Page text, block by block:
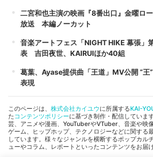
二宮和也主演の映画『8番出口』金曜ロ
放送 本編ノーカット
音楽アートフェス「NIGHT HIKE 幕張」
表 吉田夜世、KAIRUIほか40組
葛葉、Ayase提供曲「王道」MV公開 “王
表現
このページは、 株式会社カイユウに所属するKAI-
た コンテンツポリシーに基づき制作・配信していま
芸、アニメや漫画、YouTuberやVTuber、音楽や映
ゲーム、ヒップホップ、テクノロジーなどに関する
しています。様々なジャンルを横断するポップカル
ューやコラム、レポートといったコンテンツをお届